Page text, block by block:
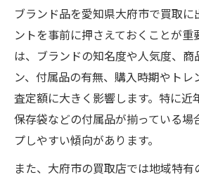
ブランド品を愛知県大府市で買取に
ントを事前に押さえておくことが重
は、ブランドの知名度や人気度、商
ン、付属品の有無、購入時期やトレ
査定額に大きく影響します。特に近
保存袋などの付属品が揃っている場
プしやすい傾向があります。
また、大府市の買取店では地域特